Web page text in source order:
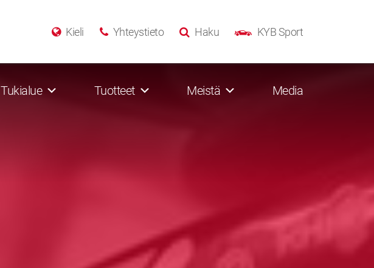
KYB Sport
Haku
Yhteystieto
Kieli
Tukialue Tuotteet Meistä Media